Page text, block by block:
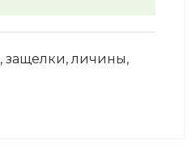
защелки, личины,